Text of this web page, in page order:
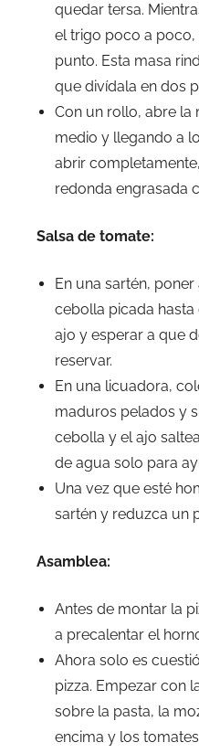
quedar tersa.
el trigo poco a poco,
punto. Esta masa
que divídala en dos
Con un rollo, abre la
medio y llegando a
abrir
redonda engrasada
Salsa de tomate:
En una sartén,
cebolla picada hasta
ajo y esperar a que
reservar.
En una licuadora,
maduros pelados y
cebolla y el ajo
de agua solo para
Una vez que esté
sartén y reduzca un
Asamblea:
Antes de montar la
a precalentar el
Ahora solo es
pizza. Empezar con
sobre la pasta, la
encima y los